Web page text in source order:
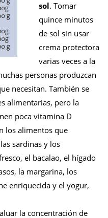
sol. Tomar
quince minutos
de sol sin usar
crema protectora
varias veces a la
personas produzcan
necesitan. También se
alimentarias, pero la
poca vitamina D
los alimentos que
sardinas y los
el bacalao, el hígado
la margarina, los
enriquecida y el yogur,
la concentración de